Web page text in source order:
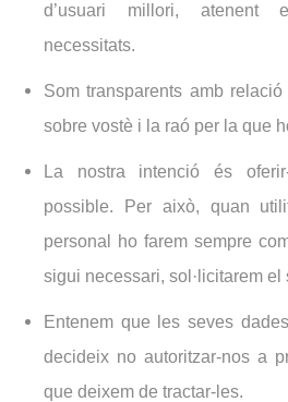
d’usuari millori,
necessitats.
Som transparents amb
sobre vostè i la raó per la que
La nostra intenció és
possible. Per això, quan
personal ho farem sempre
sigui necessari, sol·licitarem el
Entenem que les seves
decideix no autoritzar-nos a
que deixem de tractar-les.